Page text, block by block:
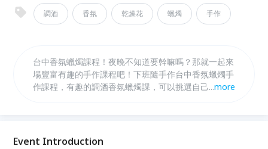
調酒 香氛 乾燥花 蠟燭 手作
台中香氛蠟燭課程！夜晚不知道要幹嘛嗎？那就一起來
場豐富有趣的手作課程吧！下班隨手作台中香氛蠟燭手
作課程，有趣的調酒香氛蠟燭課，可以挑選自己喜歡的
...more
Event Introduction